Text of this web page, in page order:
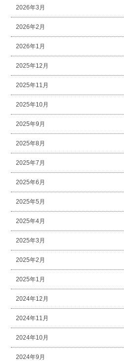
2026年3月
2026年2月
2026年1月
2025年12月
2025年11月
2025年10月
2025年9月
2025年8月
2025年7月
2025年6月
2025年5月
2025年4月
2025年3月
2025年2月
2025年1月
2024年12月
2024年11月
2024年10月
2024年9月